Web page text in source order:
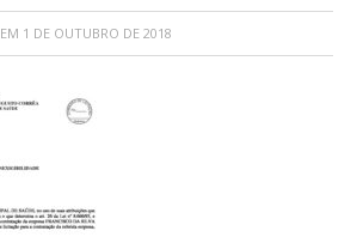
EM 1 DE OUTUBRO DE 2018